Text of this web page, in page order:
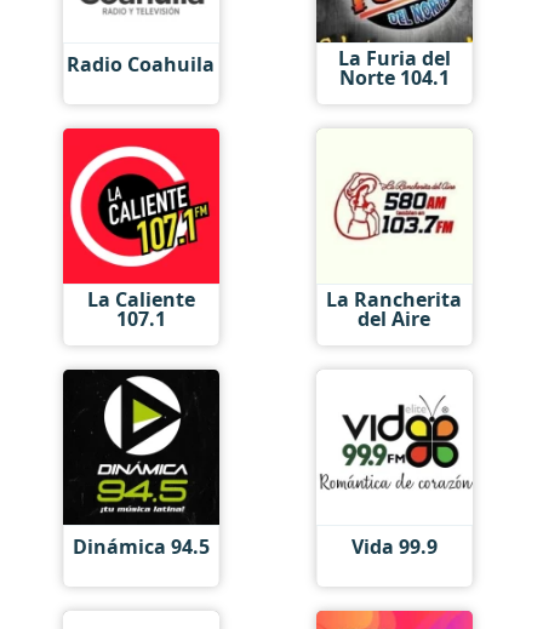
Radio Coahuila La Furia del
Norte 104.1
La Caliente
107.1
La Rancherita
del Aire
Dinámica 94.5 Vida 99.9